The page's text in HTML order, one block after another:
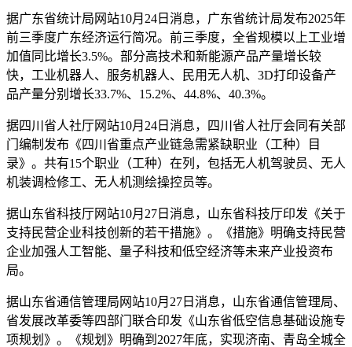
据广东省统计局网站10月24日消息，广东省统计局发布2025年
前三季度广东经济运行简况。前三季度，全省规模以上工业增
加值同比增长3.5%。部分高技术和新能源产品产量增长较
快，工业机器人、服务机器人、民用无人机、3D打印设备产
品产量分别增长33.7%、15.2%、44.8%、40.3%。
据四川省人社厅网站10月24日消息，四川省人社厅会同有关部
门编制发布《四川省重点产业链急需紧缺职业（工种）目
录》。共有15个职业（工种）在列，包括无人机驾驶员、无人
机装调检修工、无人机测绘操控员等。
据山东省科技厅网站10月27日消息，山东省科技厅印发《关于
支持民营企业科技创新的若干措施》。《措施》明确支持民营
企业加强人工智能、量子科技和低空经济等未来产业投资布
局。
据山东省通信管理局网站10月27日消息，山东省通信管理局、
省发展改革委等四部门联合印发《山东省低空信息基础设施专
项规划》。《规划》明确到2027年底，实现济南、青岛全城全